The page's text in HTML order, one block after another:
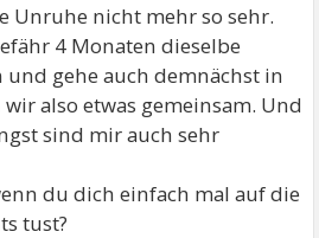
Unruhe nicht mehr so sehr.
4 Monaten dieselbe
und gehe auch demnächst in
also etwas gemeinsam. Und
sind mir auch sehr
du dich einfach mal auf die
tust?